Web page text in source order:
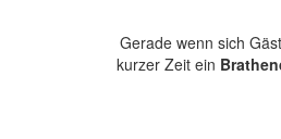
Gerade wenn sich
kurzer Zeit ein